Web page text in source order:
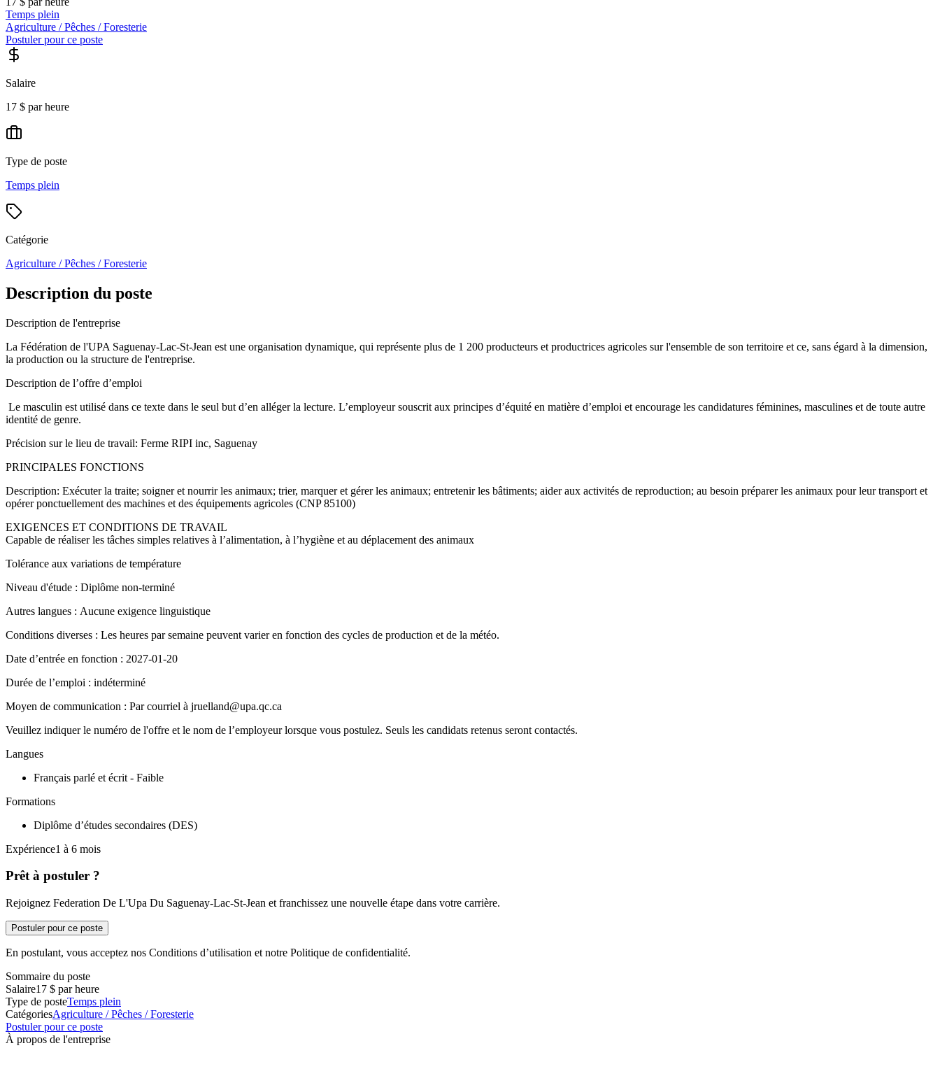
Temps plein
Agriculture / Pêches / Foresterie
Postuler pour ce poste
Salaire
17 $ par heure
Type de poste
Temps plein
Catégorie
Agriculture / Pêches / Foresterie
Description du poste
Description de l'entreprise
La Fédération de l'UPA Saguenay-Lac-St-Jean est une organisation dynamique, qui représente plus de 1 200 producteurs et productrices agricoles sur l'ensemble de son territoire et ce, sans égard à la dimension,
la production ou la structure de l'entreprise.
Description de l’offre d’emploi
Le masculin est utilisé dans ce texte dans le seul but d’en alléger la lecture. L’employeur souscrit aux principes d’équité en matière d’emploi et encourage les candidatures féminines, masculines et de toute autre
identité de genre.
Précision sur le lieu de travail: Ferme RIPI inc, Saguenay
PRINCIPALES FONCTIONS
Description: Exécuter la traite; soigner et nourrir les animaux; trier, marquer et gérer les animaux; entretenir les bâtiments; aider aux activités de reproduction; au besoin préparer les animaux pour leur transport et
opérer ponctuellement des machines et des équipements agricoles (CNP 85100)
EXIGENCES ET CONDITIONS DE TRAVAIL
Capable de réaliser les tâches simples relatives à l’alimentation, à l’hygiène et au déplacement des animaux
Tolérance aux variations de température
Niveau d'étude : Diplôme non-terminé
Autres langues : Aucune exigence linguistique
Conditions diverses : Les heures par semaine peuvent varier en fonction des cycles de production et de la météo.
Date d’entrée en fonction : 2027-01-20
Durée de l’emploi : indéterminé
Moyen de communication : Par courriel à jruelland@upa.qc.ca
Veuillez indiquer le numéro de l'offre et le nom de l’employeur lorsque vous postulez. Seuls les candidats retenus seront contactés.
Langues
Français parlé et écrit - Faible
Formations
Diplôme d’études secondaires (DES)
Expérience1 à 6 mois
Prêt à postuler ?
Rejoignez Federation De L'Upa Du Saguenay-Lac-St-Jean et franchissez une nouvelle étape dans votre carrière.
Postuler pour ce poste
En postulant, vous acceptez nos Conditions d’utilisation et notre Politique de confidentialité.
Sommaire du poste
Salaire17 $ par heure
Type de posteTemps plein
CatégoriesAgriculture / Pêches / Foresterie
Postuler pour ce poste
À propos de l'entreprise